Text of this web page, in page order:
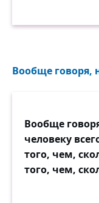
Вообще говоря,
Вообще
человеку
того, чем,
того, чем,